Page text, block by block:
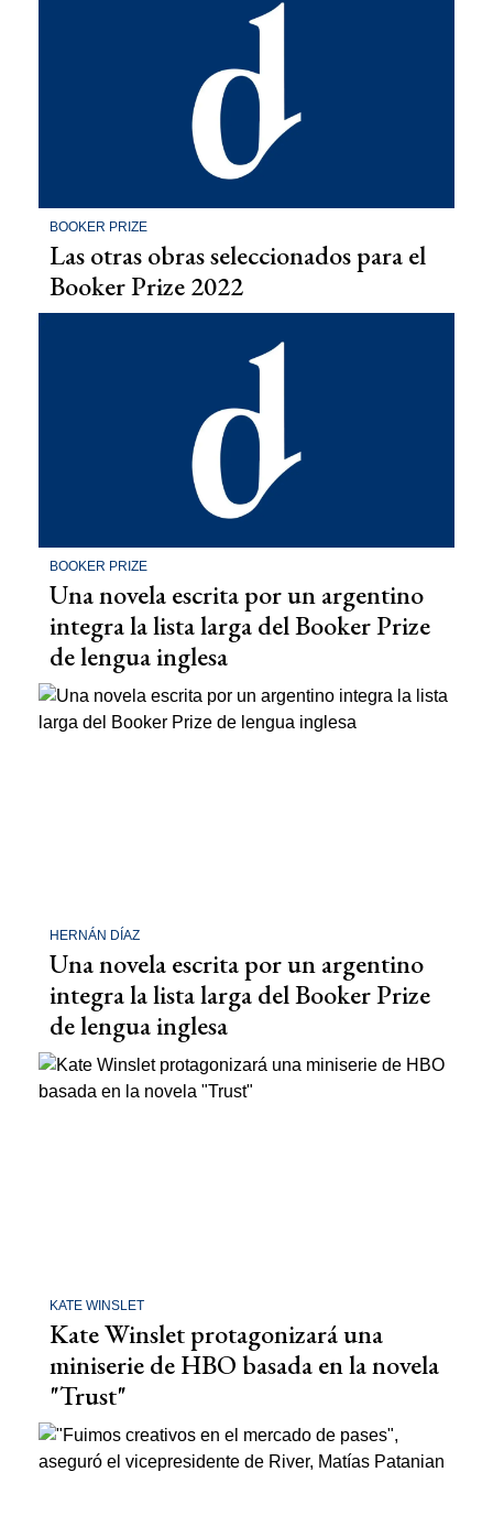
BOOKER PRIZE
Las otras obras seleccionados para el
Booker Prize 2022
BOOKER PRIZE
Una novela escrita por un argentino
integra la lista larga del Booker Prize
de lengua inglesa
HERNÁN DÍAZ
Una novela escrita por un argentino
integra la lista larga del Booker Prize
de lengua inglesa
KATE WINSLET
Kate Winslet protagonizará una
miniserie de HBO basada en la novela
"Trust"